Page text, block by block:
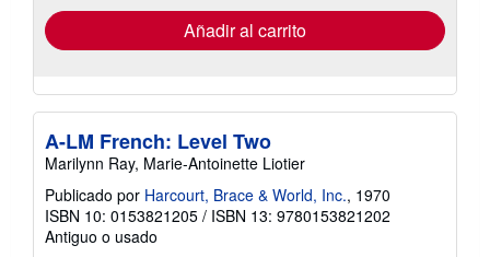
envío
Añadir al carrito
A-LM French: Level Two
Marilynn Ray, Marie-Antoinette Liotier
Publicado por Harcourt, Brace & World, Inc., 1970
ISBN 10: 0153821205 / ISBN 13: 9780153821202
Antiguo o usado